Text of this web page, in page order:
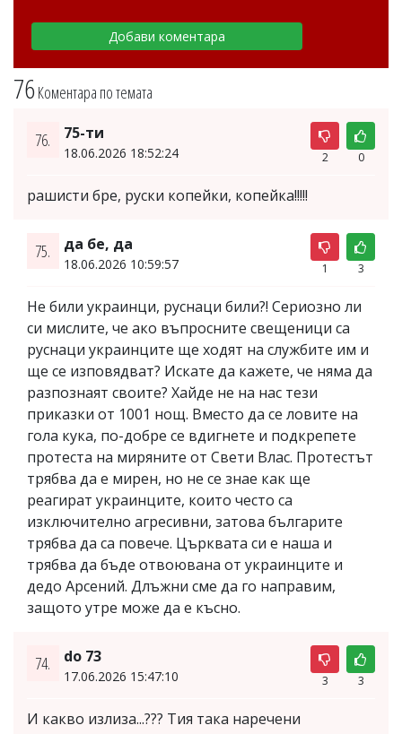
76Коментара по темата
76. 75-ти
18.06.2026 18:52:24 2 0
рашисти бре, руски копейки, копейка!!!!!
75. да бе, да
18.06.2026 10:59:57 1 3
Не били украинци, руснаци били?! Сериозно ли
си мислите, че ако въпросните свещеници са
руснаци украинците ще ходят на службите им и
ще се изповядват? Искате да кажете, че няма да
разпознаят своите? Хайде не на нас тези
приказки от 1001 нощ. Вместо да се ловите на
гола кука, по-добре се вдигнете и подкрепете
протеста на миряните от Свети Влас. Протестът
трябва да е мирен, но не се знае как ще
реагират украинците, които често са
изключително агресивни, затова българите
трябва да са повече. Църквата си е наша и
трябва да бъде отвоювана от украинците и
дедо Арсений. Длъжни сме да го направим,
защото утре може да е късно.
74. do 73
17.06.2026 15:47:10 3 3
И какво излиза...??? Тия така наречени